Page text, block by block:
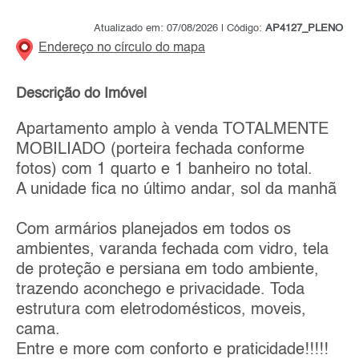
Atualizado em: 07/08/2026 | Código: AP4127_PLENO
Endereço no círculo do mapa
Descrição do Imóvel
Apartamento amplo à venda TOTALMENTE
MOBILIADO (porteira fechada conforme
fotos) com 1 quarto e 1 banheiro no total.
A unidade fica no último andar, sol da manhã
Com armários planejados em todos os
ambientes, varanda fechada com vidro, tela
de proteção e persiana em todo ambiente,
trazendo aconchego e privacidade. Toda
estrutura com eletrodomésticos, moveis,
cama.
Entre e more com conforto e praticidade!!!!!